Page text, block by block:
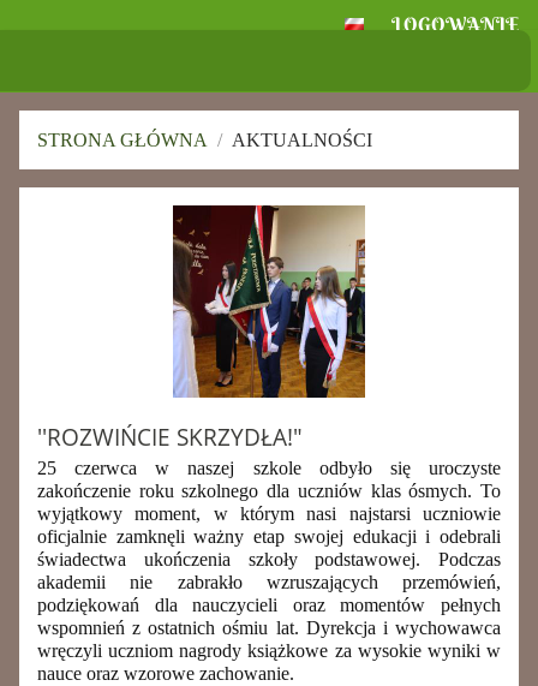
LOGOWANIE
Skołoszowie
STRONA GŁÓWNA / AKTUALNOŚCI
''ROZWIŃCIE SKRZYDŁA!"
25 czerwca w naszej szkole odbyło się uroczyste
zakończenie roku szkolnego dla uczniów klas ósmych. To
wyjątkowy moment, w którym nasi najstarsi uczniowie
oficjalnie zamknęli ważny etap swojej edukacji i odebrali
świadectwa ukończenia szkoły podstawowej. Podczas
akademii nie zabrakło wzruszających przemówień,
podziękowań dla nauczycieli oraz momentów pełnych
wspomnień z ostatnich ośmiu lat. Dyrekcja i wychowawca
wręczyli uczniom nagrody książkowe za wysokie wyniki w
nauce oraz wzorowe zachowanie.